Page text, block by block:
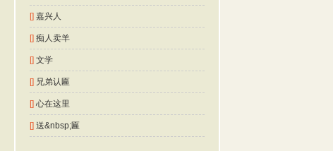
[] 嘉兴人
[] 痴人卖羊
[] 文学
[] 兄弟认匾
[] 心在这里
[] 送&nbsp;匾